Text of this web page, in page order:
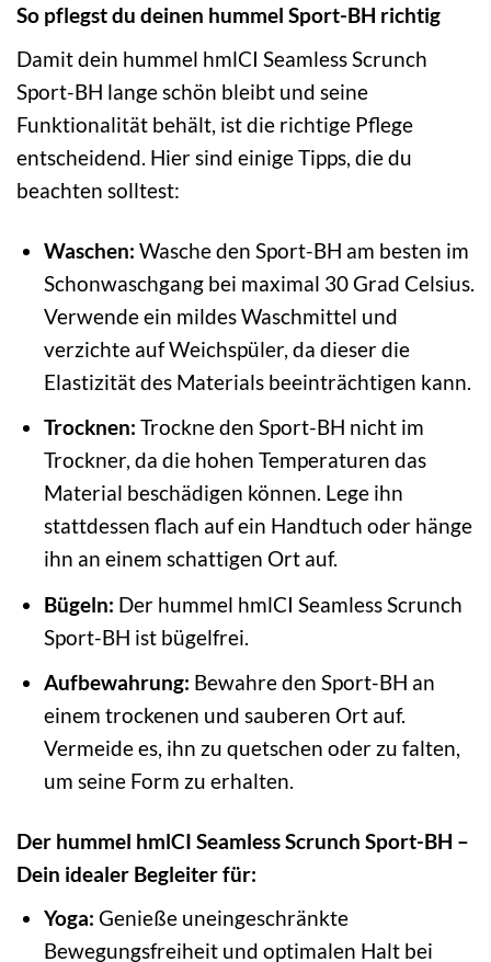
So pflegst du deinen hummel Sport-BH richtig
Damit dein hummel hmlCI Seamless Scrunch
Sport-BH lange schön bleibt und seine
Funktionalität behält, ist die richtige Pflege
entscheidend. Hier sind einige Tipps, die du
beachten solltest:
Waschen: Wasche den Sport-BH am besten im
Schonwaschgang bei maximal 30 Grad Celsius.
Verwende ein mildes Waschmittel und
verzichte auf Weichspüler, da dieser die
Elastizität des Materials beeinträchtigen kann.
Trocknen: Trockne den Sport-BH nicht im
Trockner, da die hohen Temperaturen das
Material beschädigen können. Lege ihn
stattdessen flach auf ein Handtuch oder hänge
ihn an einem schattigen Ort auf.
Bügeln: Der hummel hmlCI Seamless Scrunch
Sport-BH ist bügelfrei.
Aufbewahrung: Bewahre den Sport-BH an
einem trockenen und sauberen Ort auf.
Vermeide es, ihn zu quetschen oder zu falten,
um seine Form zu erhalten.
Der hummel hmlCI Seamless Scrunch Sport-BH –
Dein idealer Begleiter für:
Yoga: Genieße uneingeschränkte
Bewegungsfreiheit und optimalen Halt bei